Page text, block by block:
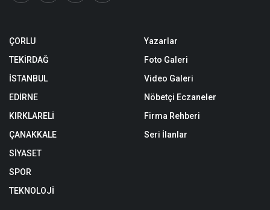
ÇORLU
TEKİRDAĞ
İSTANBUL
EDİRNE
KIRKLARELİ
ÇANAKKALE
SİYASET
SPOR
TEKNOLOJİ
Yazarlar
Foto Galeri
Video Galeri
Nöbetçi Eczaneler
Firma Rehberi
Seri İlanlar